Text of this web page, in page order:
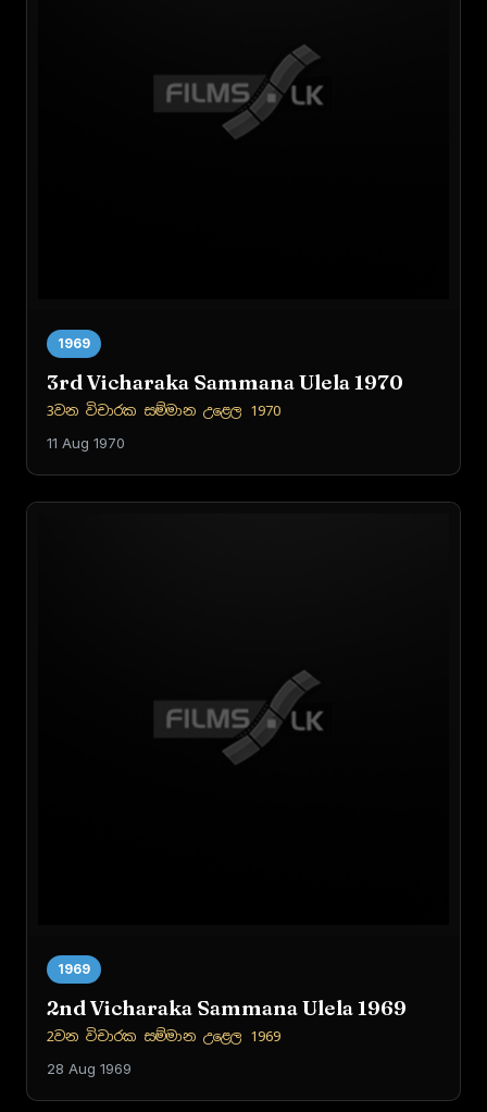
1969
3rd Vicharaka Sammana Ulela 1970
3වන විචාරක සම්මාන උළෙල 1970
11 Aug 1970
1969
2nd Vicharaka Sammana Ulela 1969
2වන විචාරක සම්මාන උළෙල 1969
28 Aug 1969